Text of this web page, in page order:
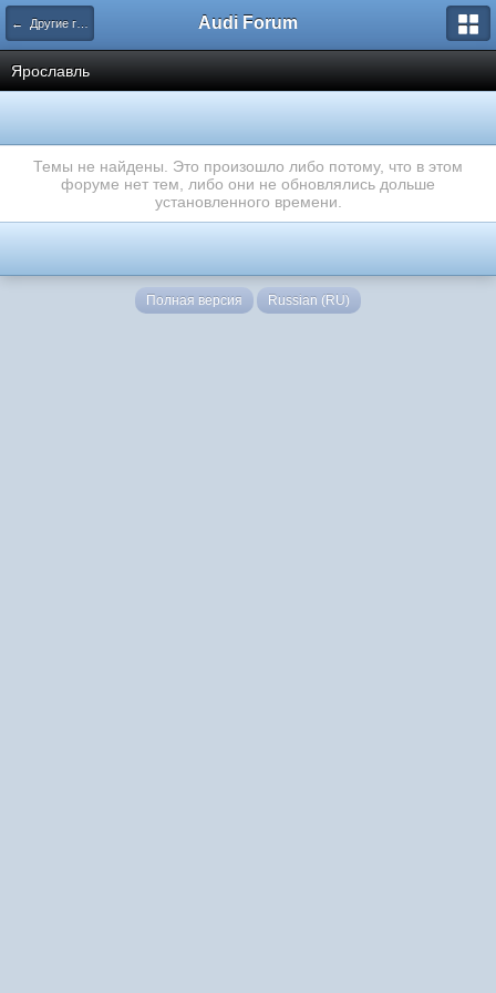
← Другие города Audi Forum
Ярославль
Темы не найдены. Это произошло либо потому, что в этом
форуме нет тем, либо они не обновлялись дольше
установленного времени.
Полная версия Russian (RU)